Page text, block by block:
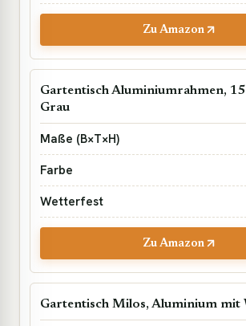
Zu Amazon
Gartentisch Aluminiumrahmen,
Grau
Zu Amazon
Gartentisch Milos, Aluminium mit